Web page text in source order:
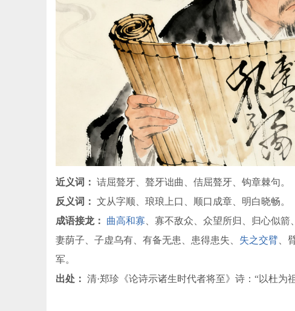
近义词： 诘屈聱牙、聱牙诎曲、佶屈聱牙、钩章棘句。
反义词： 文从字顺、琅琅上口、顺口成章、明白晓畅。
成语接龙：
曲高和寡 、寡不敌众、众望所归、归心似
妻荫子、子虚乌有、有备无患、患得患失、 失之交臂 、
军。
出处： 清·郑珍《论诗示诸生时代者将至》诗：“以杜为